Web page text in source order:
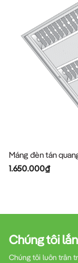
Máng đèn tán
1.650.000₫
Chúng tôi
Chúng tôi luôn trân